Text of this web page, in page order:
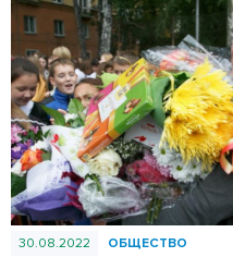
30.08.2022 ОБЩЕСТВО